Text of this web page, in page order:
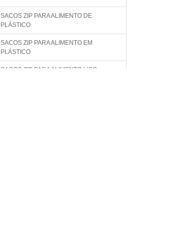
SACOS ZIP PARA ALIMENTO DE
PLÁSTICO
SACOS ZIP PARA ALIMENTO EM
PLÁSTICO
SACOS ZIP PARA ALIMENTO LISO